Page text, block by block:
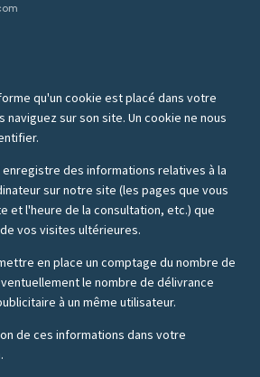
qu'un cookie est placé dans votre
sur son site. Un cookie ne nous
enregistre des informations relatives à la
sur notre site (les pages que vous
et l'heure de la consultation, etc.) que
vos visites ultérieures.
en place un comptage du nombre de
le nombre de délivrance
à un même utilisateur.
de ces informations dans votre